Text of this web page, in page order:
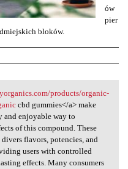
ów
pier
bloków.
joyorganics
products/organic-
cbd gummies</a> make
and enjoyable way to
of this compound. These
flavors, potencies, and
users with controlled
effects. Many consumers